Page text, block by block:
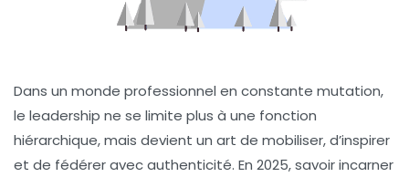
Dans un monde professionnel en constante mutation,
le leadership ne se limite plus à une fonction
hiérarchique, mais devient un art de mobiliser, d’inspirer
et de fédérer avec authenticité. En 2025, savoir incarner